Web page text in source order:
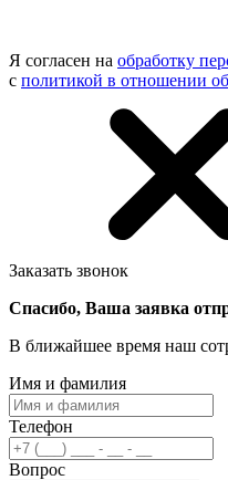
Я согласен на обработку
с политикой в отношении
Заказать звонок
Спасибо, Ваша заявка
В ближайшее время наш
Имя и фамилия
Телефон
Вопрос